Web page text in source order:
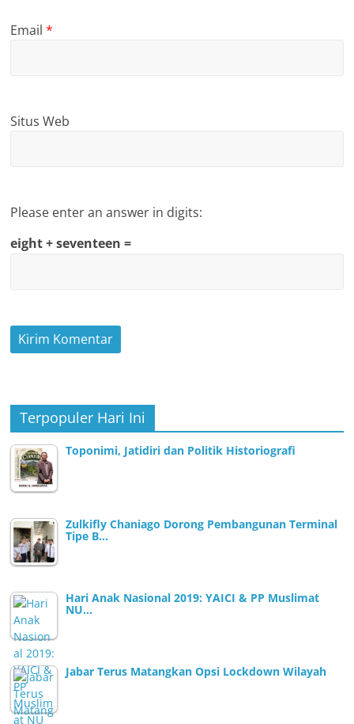
Email*
Situs Web
Please enter an answer in digits:
eight + seventeen =
Terpopuler Hari Ini
Toponimi, Jatidiri dan Politik Historiografi
Zulkifly Chaniago Dorong Pembangunan Terminal
Tipe B…
Hari Anak Nasional 2019: YAICI & PP Muslimat
NU…
Jabar Terus Matangkan Opsi Lockdown Wilayah